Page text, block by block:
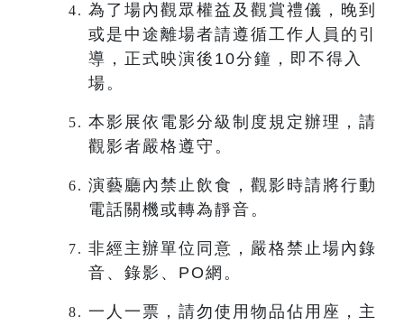
為了場內觀眾權益及觀賞禮儀，晚到
或是中途離場者請遵循工作人員的引
導，正式映演後10分鐘，即不得入
場。
本影展依電影分級制度規定辦理，請
觀影者嚴格遵守。
演藝廳內禁止飲食，觀影時請將行動
電話關機或轉為靜音。
非經主辦單位同意，嚴格禁止場內錄
音、錄影、PO網。
一人一票，請勿使用物品佔用座，主